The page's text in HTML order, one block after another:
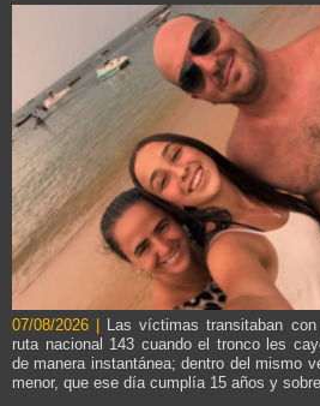
07/08/2026 | Las víctimas transitaban
ruta nacional 143 cuando el tronco les
de manera instantánea; dentro del mismo
menor, que ese día cumplía 15 años y